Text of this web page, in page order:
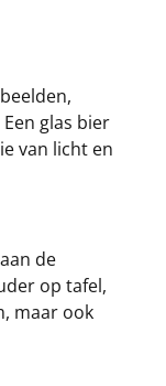
glas bier
van licht en
de
op tafel,
maar ook